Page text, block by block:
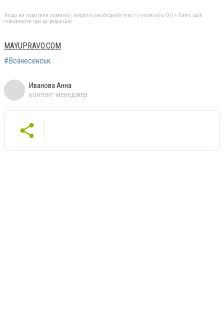
Якщо ви помітили помилку, виділіть необхідний текст і натисніть Ctrl + Enter, щоб
повідомити про це редакцію
MAYUPRAVO.COM
#Вознесенськ
Иванова Анна
контент-менеджер